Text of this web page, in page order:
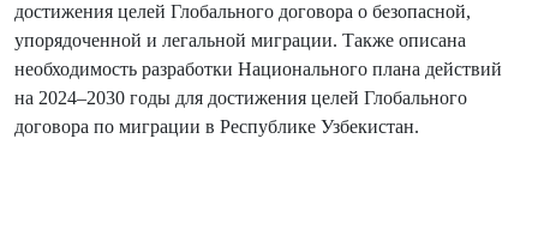
достижения целей Глобального договора о безопасной,
упорядоченной и легальной миграции. Также описана
необходимость разработки Национального плана действий
на 2024–2030 годы для достижения целей Глобального
договора по миграции в Республике Узбекистан.